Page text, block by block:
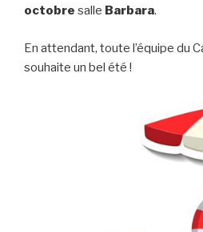
octobre salle Barbara.
En attendant, toute l’équipe du
souhaite un bel été !